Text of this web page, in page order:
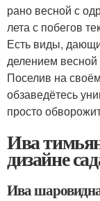
рано весной с
лета с побегов
Есть виды,
делением
Поселив на
обзаведётесь
просто
Ива
дизайне
Ива